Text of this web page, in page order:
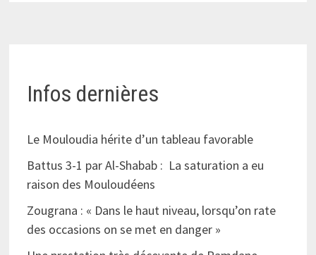
Infos dernières
Le Mouloudia hérite d’un tableau favorable
Battus 3-1 par Al-Shabab : La saturation a eu
raison des Mouloudéens
Zougrana : « Dans le haut niveau, lorsqu’on rate
des occasions on se met en danger »